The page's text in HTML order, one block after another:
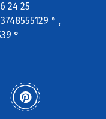
24 25
° ,
°